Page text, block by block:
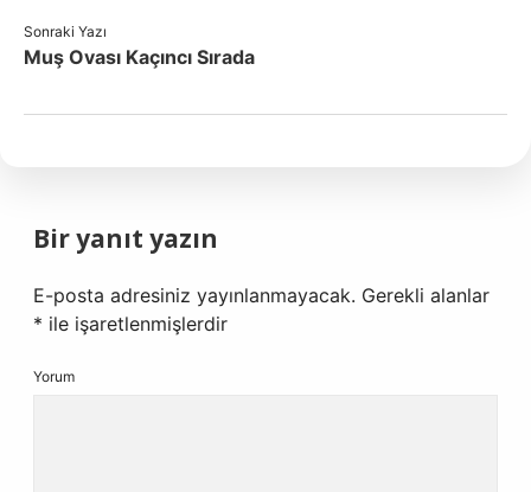
Sonraki Yazı
Muş Ovası Kaçıncı Sırada
Bir yanıt yazın
E-posta adresiniz yayınlanmayacak. Gerekli alanlar
* ile işaretlenmişlerdir
Yorum